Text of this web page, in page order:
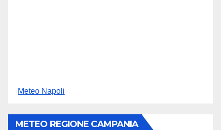
Meteo Napoli
METEO REGIONE CAMPANIA